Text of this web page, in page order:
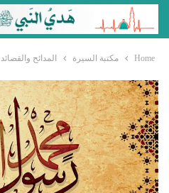
Home مكتبة السيرة المدائح والقصائد